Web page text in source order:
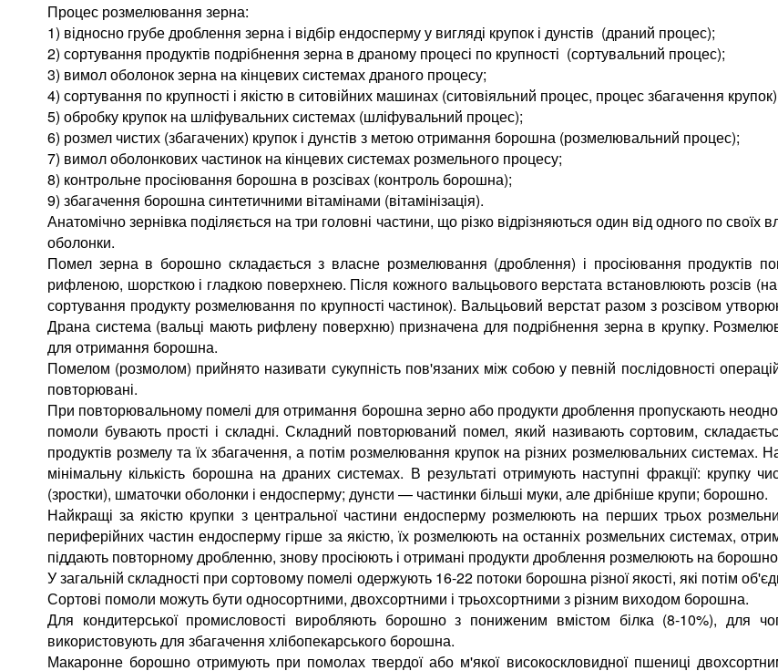
Процес розмелювання зерна:
1) відносно грубе дроблення зерна і відбір ендосперму у вигляді крупок і дунстів (драний процес);
2) сортування продуктів подрібнення зерна в драному процесі по крупності (сортувальний процес);
3) вимол оболонок зерна на кінцевих системах драного процесу;
4) сортування по крупності і якістю в ситовійних машинах (ситовіяльний процес, процес збагачення
5) обробку крупок на шліфувальних системах (шліфувальний процес);
6) розмел чистих (збагачених) крупок і дунстів з метою отримання борошна (розмелювальний процес);
7) вимол оболонкових частинок на кінцевих системах розмельного процесу;
8) контрольне просіювання борошна в розсівах (контроль борошна);
9) збагачення борошна синтетичними вітамінами (вітамінізація).
Анатомічно зернівка поділяється на три головні частини, що різко відрізняються один від одного по своїх
оболонки.
Помел зерна в борошно складається з власне розмелювання (дроблення) і просіювання продуктів
рифленою, шорсткою і гладкою поверхнею. Після кожного вальцьового верстата встановлюють розсів
сортування продукту розмелювання по крупності частинок). Вальцьовий верстат разом з розсівом
Драна система (вальці мають рифлену поверхню) призначена для подрібнення зерна в крупку.
для отримання борошна.
Помелом (розмолом) прийнято називати сукупність пов'язаних між собою у певній послідовності
повторювані.
При повторювальному помелі для отримання борошна зерно або продукти дроблення пропускають
помоли бувають прості і складні. Складний повторюваний помел, який називають сортовим,
продуктів розмелу та їх збагачення, а потім розмелювання крупок на різних розмелювальних
мінімальну кількість борошна на драних системах. В результаті отримують наступні фракції: крупку
(зростки), шматочки оболонки і ендосперму; дунсти — частинки більші муки, але дрібніше крупи; борошно.
Найкращі за якістю крупки з центральної частини ендосперму розмелюють на перших трьох
периферійних частин ендосперму гірше за якістю, їх розмелюють на останніх розмельних системах,
піддають повторному дробленню, знову просіюють і отримані продукти дроблення розмелюють на
У загальній складності при сортовому помелі одержують 16-22 потоки борошна різної якості, які потім
Сортові помоли можуть бути односортними, двохсортними і трьохсортними з різним виходом борошна.
Для кондитерської промисловості виробляють борошно з пониженим вмістом білка (8-10%), для
використовують для збагачення хлібопекарського борошна.
Макаронне борошно отримують при помолах твердої або м'якої високоскловидної пшениці